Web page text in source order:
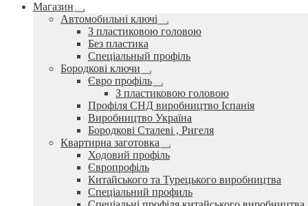
Магазин
Розгорнуте
вкладене
меню
Автомобильні ключі
Розгорнуте
вкладене
З пластиковою головою
Без пластика
Спеціальный профіль
Бородкові ключи
Розгорнуте
вкладене
меню
Євро профіль
Розгорнуте
вкладене
меню
З пластиковою головою
Профіля СНД виробництво Іспанія
Виробництво Україна
Бородкові Сталеві , Ригеля
Квартирна заготовка
Розгорнуте
вкладене
Ходовий профіль
Європрофіль
Китайського та Турецького виробництва
Спеціальний профиль